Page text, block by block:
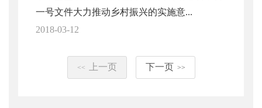
一号文件大力推动乡村振兴的实施意...
2018-03-12
<< 上一页 下一页 >>